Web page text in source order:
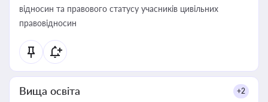
відносин та правового статусу учасників цивільних
правовідносин
Вища освіта +2